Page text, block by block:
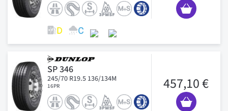
SP 346
245/70 R19.5 136/134M
16PR 457,10 €